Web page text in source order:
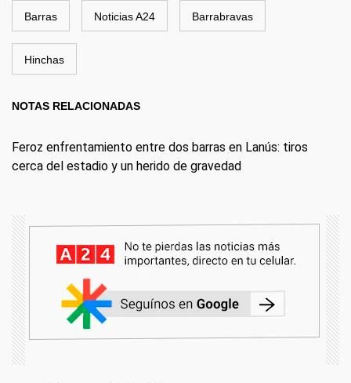
Barras Noticias A24 Barrabravas
Hinchas
NOTAS RELACIONADAS
Feroz enfrentamiento entre dos barras en Lanús: tiros
cerca del estadio y un herido de gravedad